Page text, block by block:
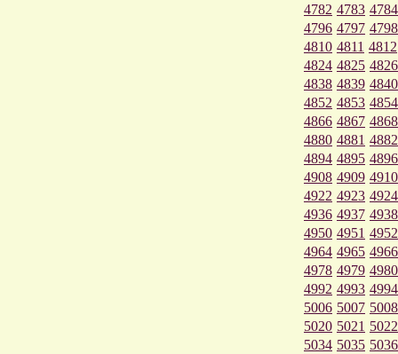
4782 4783 4784
4796 4797 4798
4810 4811 4812
4824 4825 4826
4838 4839 4840
4852 4853 4854
4866 4867 4868
4880 4881 4882
4894 4895 4896
4908 4909 4910
4922 4923 4924
4936 4937 4938
4950 4951 4952
4964 4965 4966
4978 4979 4980
4992 4993 4994
5006 5007 5008
5020 5021 5022
5034 5035 5036